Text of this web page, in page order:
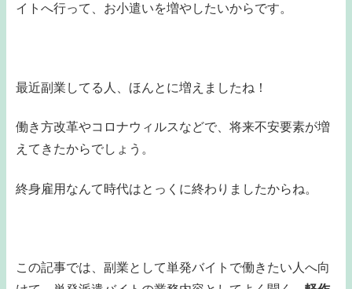
イトへ行って、お小遣いを増やしたいからです。
最近副業してる人、ほんとに増えましたね！
働き方改革やコロナウィルスなどで、将来不安要素が増
えてきたからでしょう。
終身雇用なんて時代はとっくに終わりましたからね。
この記事では、副業として単発バイトで働きたい人へ向